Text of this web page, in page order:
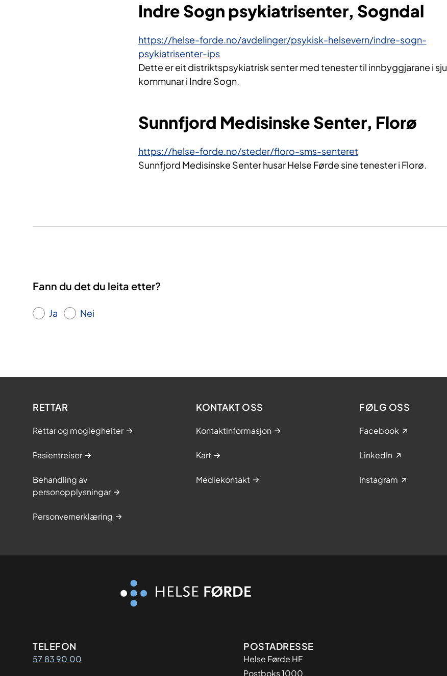
Indre Sogn psykiatrisenter, Sogndal
https://helse-forde.no/avdelinger/psykisk-helsevern/indre-sogn-
psykiatrisenter-ips
Dette er eit distriktspsykiatrisk senter med tenester til innbyggjarane i sju
kommunar i Indre Sogn.
Sunnfjord Medisinske Senter, Florø
https://helse-forde.no/steder/floro-sms-senteret
Sunnfjord Medisinske Senter husar Helse Førde sine tenester i Florø.
Fann du det du leita etter?
Ja Nei
RETTAR
Rettar og moglegheiter
Pasientreiser
Behandling av
personopplysningar
Personvernerklæring
KONTAKT OSS
Kontaktinformasjon
Kart
Mediekontakt
FØLG OSS
Facebook
LinkedIn
Instagram
Kontaktinformasjon
TELEFON
57 83 90 00 Adresse
POSTADRESSE
Helse Førde HF
Postboks 1000